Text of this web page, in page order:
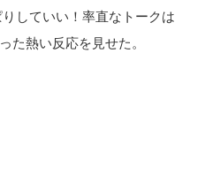
していい！率直なトークは
た熱い反応を見せた。